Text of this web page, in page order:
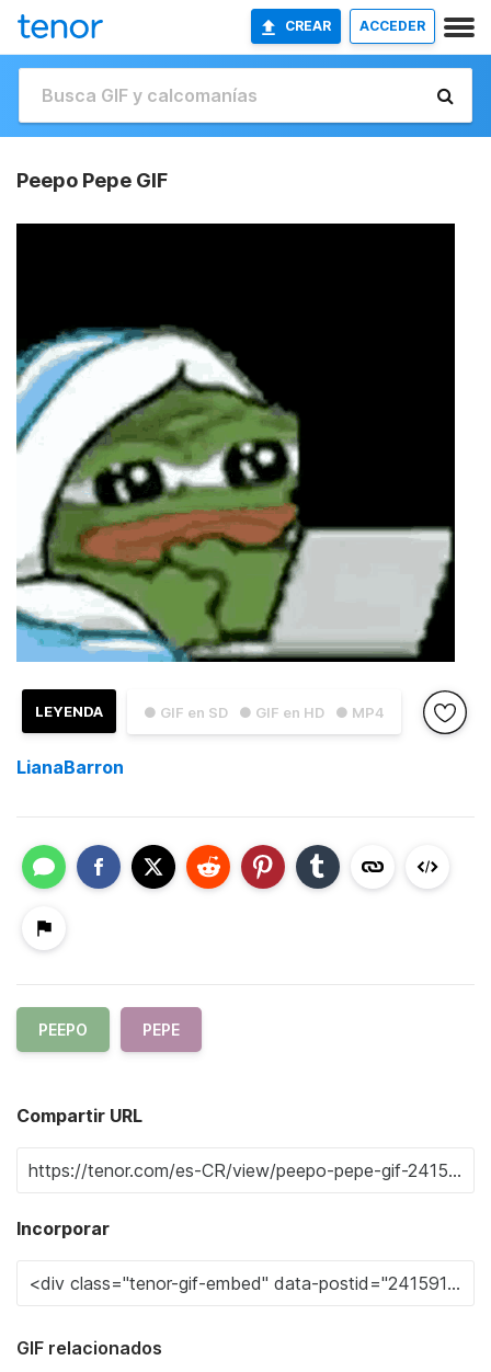
CREAR ACCEDER
Peepo Pepe GIF
● GIF en SD ● GIF en HD ● MP4
LEYENDA
LianaBarron
PEEPO PEPE
Compartir URL
Incorporar
GIF relacionados